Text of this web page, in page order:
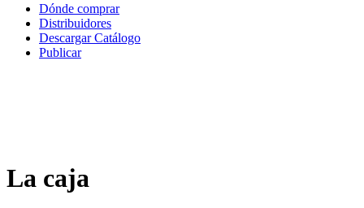
Dónde comprar
Distribuidores
Descargar Catálogo
Publicar
La caja